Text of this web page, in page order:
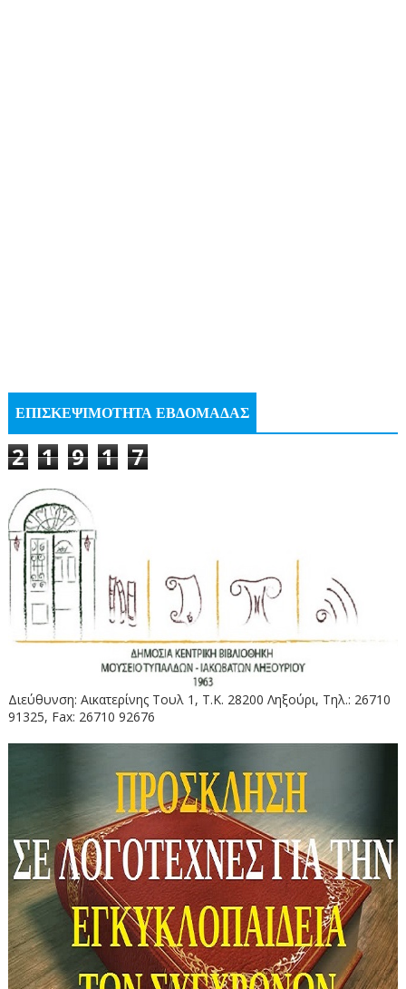
ΕΠΙΣΚΕΨΙΜΟΤΗΤΑ ΕΒΔΟΜΑΔΑΣ
2 1 9 1 7
Διεύθυνση: Αικατερίνης Τουλ 1, Τ.Κ. 28200 Ληξούρι, Τηλ.: 26710
91325, Fax: 26710 92676